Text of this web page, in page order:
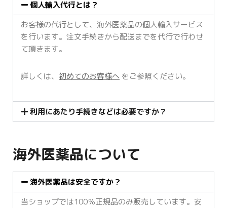
個人輸入代行とは？
お客様の代行として、海外医薬品の個人輸入サービス
を行います。注文手続きから配送までを代行で行わせ
て頂きます。
詳しくは、 初めてのお客様へ をご参照ください。
利用にあたり手続きなどは必要ですか？
海外医薬品について
海外医薬品は安全ですか？
当ショップでは100％正規品のみ販売しています。安